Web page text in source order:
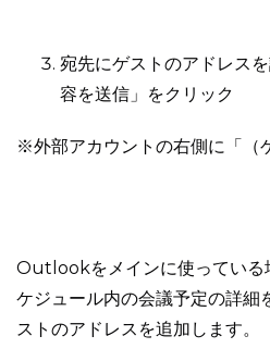
宛先にゲストのアドレス
容を送信」をクリック
※外部アカウントの右側に「（
Outlookをメインに使っている
ケジュール内の会議予定の詳細
ストのアドレスを追加します。